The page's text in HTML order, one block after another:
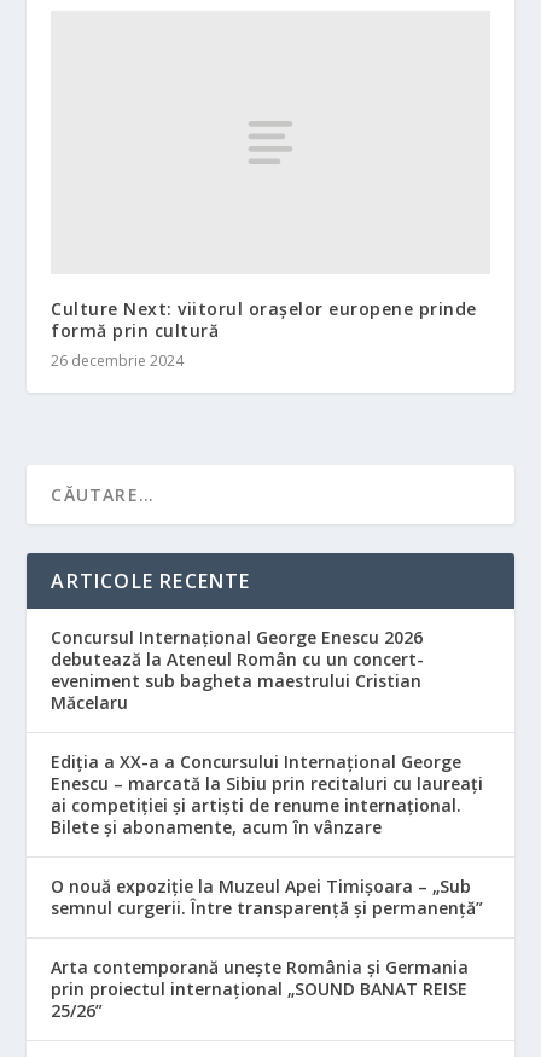
Culture Next: viitorul orașelor europene prinde
formă prin cultură
26 decembrie 2024
ARTICOLE RECENTE
Concursul Internațional George Enescu 2026
debutează la Ateneul Român cu un concert-
eveniment sub bagheta maestrului Cristian
Măcelaru
Ediția a XX-a a Concursului Internațional George
Enescu – marcată la Sibiu prin recitaluri cu laureați
ai competiției și artiști de renume internațional.
Bilete și abonamente, acum în vânzare
O nouă expoziție la Muzeul Apei Timișoara – „Sub
semnul curgerii. Între transparență și permanență”
Arta contemporană unește România și Germania
prin proiectul internațional „SOUND BANAT REISE
25/26”